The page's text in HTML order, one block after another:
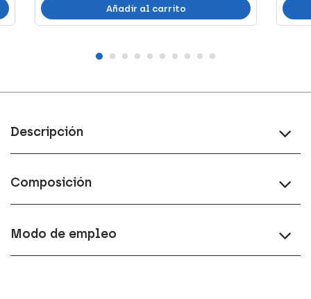
Añadir al carrito
Descripción
Composición
Modo de empleo